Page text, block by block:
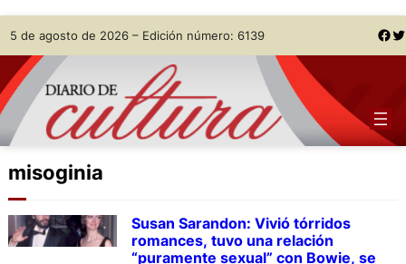
Skip
to
content
5 de agosto de 2026 – Edición número: 6139 Facebook Twitter
misoginia
Susan Sarandon: Vivió tórridos
romances, tuvo una relación
“puramente sexual” con Bowie, se